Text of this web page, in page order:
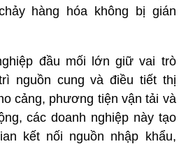
hàng hóa không bị gián
đầu mối lớn giữ vai trò
nguồn cung và điều tiết thị
cảng, phương tiện vận tải và
các doanh nghiệp này tạo
kết nối nguồn nhập khẩu,